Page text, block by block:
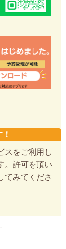
スをご利用し
。許可を頂い
てみてくださ